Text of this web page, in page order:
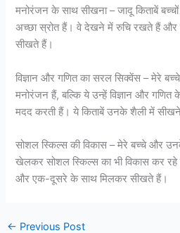
मनोरंजन के साथ सीखना – जादू किताबें
अच्छा स्रोत हैं। वे देखने में रुचि रखते हैं और
सीखते हैं।
विज्ञान और गणित का सरल सिक्वेंस – मेरे
मनोरंजन हैं, बल्कि ये उन्हें विज्ञान और गणित
मदद करती हैं। ये किताबें उनके शैली में सीखने
सोशल स्किल्स की विकास – मेरे बच्चे और
खेलकर सोशल स्किल्स का भी विकास कर रहे
और एक-दूसरे के साथ मिलकर सीखते हैं।
← Previous Post